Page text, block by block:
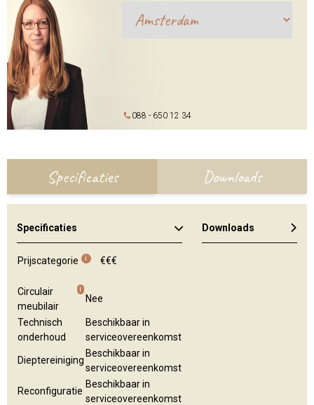
088 - 650 12 34
Specificaties Downloads
Specificaties
Prijscategorie i €€€
Circulair
meubilair
i
Nee
Technisch
onderhoud
Beschikbaar in
serviceovereenkomst
Dieptereiniging
Beschikbaar in
serviceovereenkomst
Reconfiguratie
Beschikbaar in
serviceovereenkomst
Downloads